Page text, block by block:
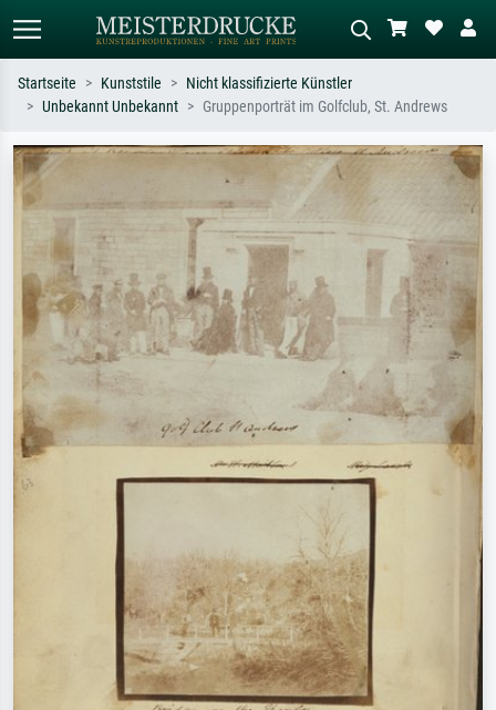
Suchen Sie nach Künstlern, Werktiteln
Sternennacht, Impressionismus, Welle
Hokusai, Akt.
Beschreiben Sie die Szene – z.B. Grüne
Wiese, Abstrakt mit viel Rot, Dunkles
Ölgemälde, Stehender Akt neben einem
Baum.
Startseite Kunststile
Nicht klassifizierte Künstler
Unbekannt Unbekannt
Gruppenporträt im Golfclub, St. Andrews